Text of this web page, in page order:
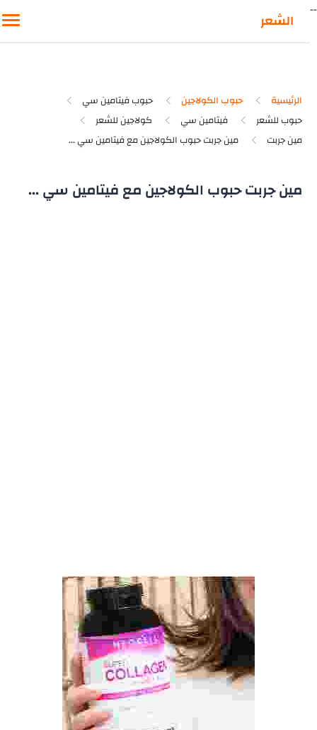
الشعر
الرئيسية حبوب الكولاجين
حبوب فيتامين سي
حبوب للشعر
فيتامين سي
كولاجين للشعر
مين جربت
مين جربت حبوب الكولاجين مع فيتامين سي ...